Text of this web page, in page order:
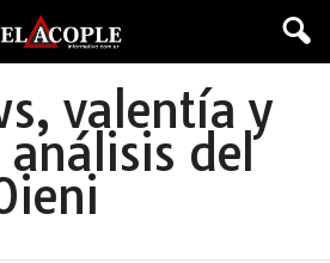
valentía y
del